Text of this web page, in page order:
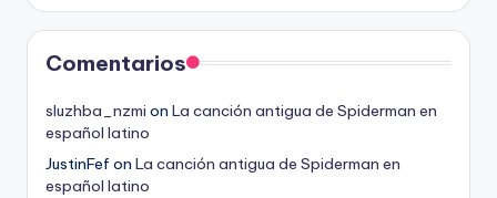
Comentarios
sluzhba_nzmi on La canción antigua de Spiderman en
español latino
JustinFef on La canción antigua de Spiderman en
español latino